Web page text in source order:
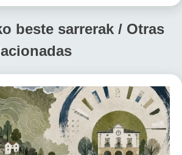
beste sarrerak / Otras